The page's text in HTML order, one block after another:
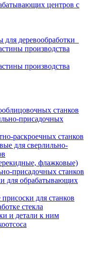
центров с
для деревообработки
производства
производства
станков
присадочных
раскроечных станков
для сверлильно-
флажковые)
присадочных станков
для обрабатывающих
для станков
стекла
и детали к ним